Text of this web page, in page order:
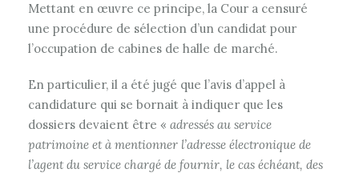
Mettant en œuvre ce principe, la Cour a censuré
une procédure de sélection d’un candidat pour
l’occupation de cabines de halle de marché.
En particulier, il a été jugé que l’avis d’appel à
candidature qui se bornait à indiquer que les
dossiers devaient être « adressés au service
patrimoine et à mentionner l’adresse électronique de
l’agent du service chargé de fournir, le cas échéant, des